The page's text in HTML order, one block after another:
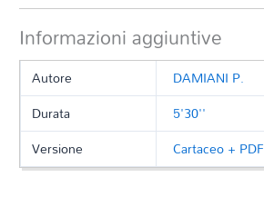
Informazioni aggiuntive
Autore
DAMIANI P.
Durata
5'30''
Versione
Cartaceo + PDF